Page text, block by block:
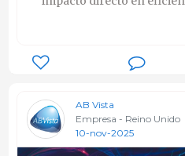
AB Vista
Empresa - Reino Unido
10-nov-2025